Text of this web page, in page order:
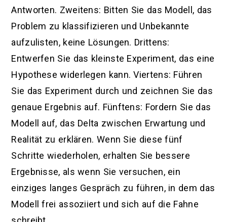
Antworten. Zweitens: Bitten Sie das Modell, das
Problem zu klassifizieren und Unbekannte
aufzulisten, keine Lösungen. Drittens:
Entwerfen Sie das kleinste Experiment, das eine
Hypothese widerlegen kann. Viertens: Führen
Sie das Experiment durch und zeichnen Sie das
genaue Ergebnis auf. Fünftens: Fordern Sie das
Modell auf, das Delta zwischen Erwartung und
Realität zu erklären. Wenn Sie diese fünf
Schritte wiederholen, erhalten Sie bessere
Ergebnisse, als wenn Sie versuchen, ein
einziges langes Gespräch zu führen, in dem das
Modell frei assoziiert und sich auf die Fahne